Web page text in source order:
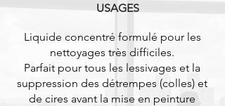
USAGES
Liquide concentré formulé pour les
nettoyages très difficiles.
Parfait pour tous les lessivages et la
suppression des détrempes (colles) et
de cires avant la mise en peinture